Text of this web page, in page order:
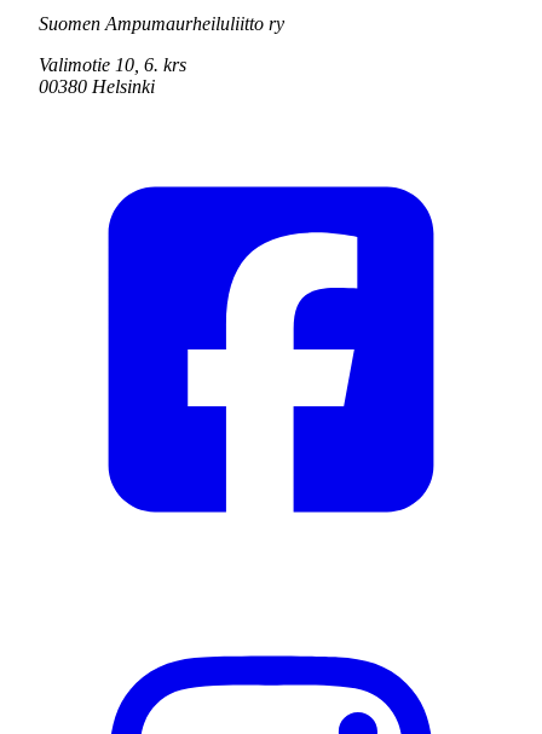
Suomen Ampumaurheiluliitto ry
Valimotie 10, 6. krs
00380 Helsinki